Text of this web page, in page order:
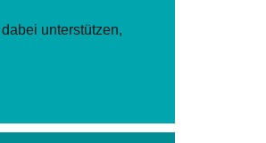
unterstützen,